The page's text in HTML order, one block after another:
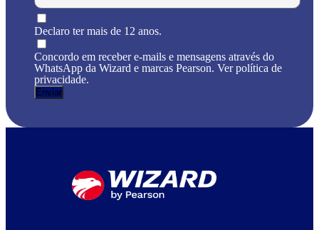
Declaro ter mais de 12 anos.
Concordo em receber e-mails e mensagens através do
WhatsApp da Wizard e marcas Pearson. Ver política de
privacidade.